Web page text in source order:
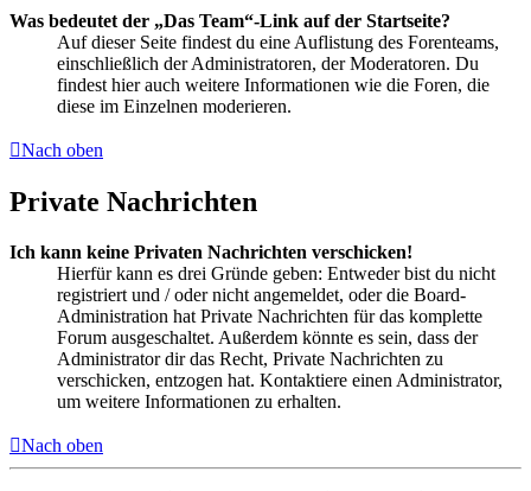
Was bedeutet der „Das Team“-Link auf der Startseite?
Auf dieser Seite findest du eine Auflistung des Forenteams,
einschließlich der Administratoren, der Moderatoren. Du
findest hier auch weitere Informationen wie die Foren, die
diese im Einzelnen moderieren.
Nach oben
Private Nachrichten
Ich kann keine Privaten Nachrichten verschicken!
Hierfür kann es drei Gründe geben: Entweder bist du nicht
registriert und / oder nicht angemeldet, oder die Board-
Administration hat Private Nachrichten für das komplette
Forum ausgeschaltet. Außerdem könnte es sein, dass der
Administrator dir das Recht, Private Nachrichten zu
verschicken, entzogen hat. Kontaktiere einen Administrator,
um weitere Informationen zu erhalten.
Nach oben